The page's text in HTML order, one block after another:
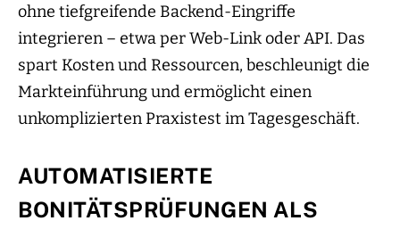
ohne tiefgreifende Backend-Eingriffe
integrieren – etwa per Web-Link oder API. Das
spart Kosten und Ressourcen, beschleunigt die
Markteinführung und ermöglicht einen
unkomplizierten Praxistest im Tagesgeschäft.
AUTOMATISIERTE
BONITÄTSPRÜFUNGEN ALS